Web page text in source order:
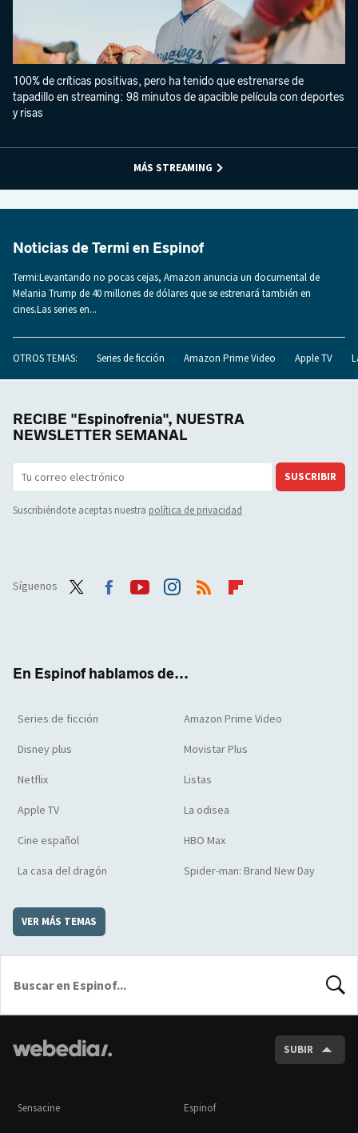
100% de críticas positivas, pero ha tenido que estrenarse de
tapadillo en streaming: 98 minutos de apacible película con deportes
y risas
MÁS STREAMING
Noticias de Termi en Espinof
Termi:Levantando no pocas cejas, Amazon anuncia un documental de
Melania Trump de 40 millones de dólares que se estrenará también en
cines.Las series en...
OTROS TEMAS: Series de ficción Amazon Prime Video Apple TV
RECIBE "Espinofrenia", NUESTRA
NEWSLETTER SEMANAL
SUSCRIBIR
Suscribiéndote aceptas nuestra política de privacidad
Síguenos
En Espinof hablamos de...
Series de ficción Amazon Prime Video
Disney plus Movistar Plus
Netflix Listas
Apple TV La odisea
Cine español HBO Max
La casa del dragón Spider-man: Brand New Day
VER MÁS TEMAS
SUBIR
Sensacine Espinof